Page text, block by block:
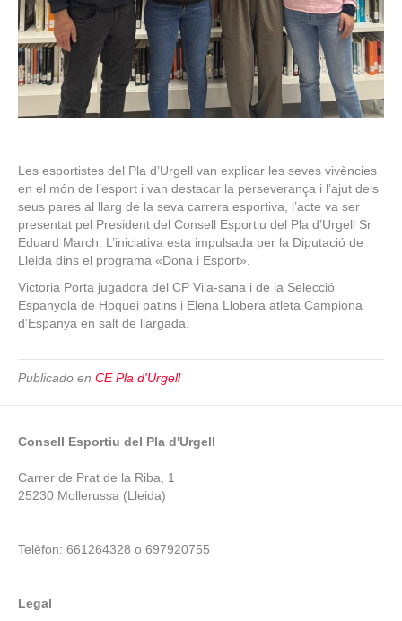
Les esportistes del Pla d’Urgell van explicar les seves vivències
en el món de l’esport i van destacar la perseverança i l’ajut dels
seus pares al llarg de la seva carrera esportiva, l’acte va ser
presentat pel President del Consell Esportiu del Pla d’Urgell Sr
Eduard March. L’iniciativa esta impulsada per la Diputació de
Lleida dins el programa «Dona i Esport».
Victoria Porta jugadora del CP Vila-sana i de la Selecció
Espanyola de Hoquei patins i Elena Llobera atleta Campiona
d’Espanya en salt de llargada.
Publicado en CE Pla d'Urgell
Consell Esportiu del Pla d'Urgell
Carrer de Prat de la Riba, 1
25230 Mollerussa (Lleida)
Telèfon: 661264328 o 697920755
Legal